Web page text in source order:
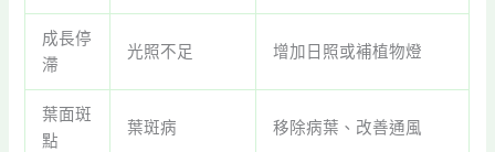
成長停
滯
光照不足 增加日照或補植物燈
葉面斑
點
葉斑病 移除病葉、改善通風